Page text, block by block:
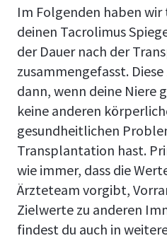
Im Folgenden haben
deinen Tacrolimus
der Dauer nach der
zusammengefasst.
dann, wenn deine Niere
keine anderen
gesundheitlichen
Transplantation hast.
wie immer, dass die
Ärzteteam vorgibt,
Zielwerte zu anderen
findest du auch in